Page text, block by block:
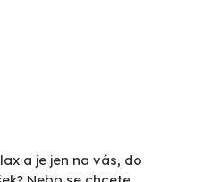
a je jen na vás, do